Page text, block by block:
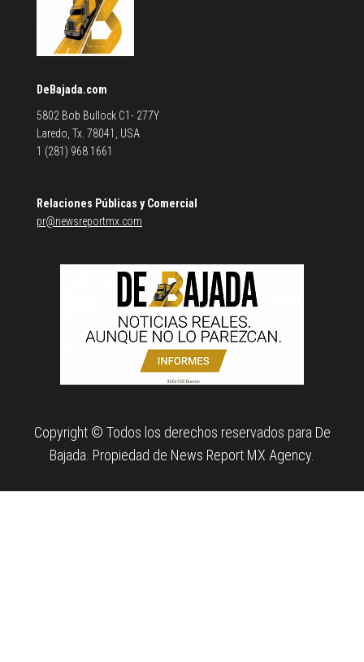
DeBajada.com
5802 Bob Bullock C1- 277Y
Laredo, Tx. 78041, USA
1 (281) 968 1661
Relaciones Públicas y Comercial
pr@newsreportmx.com
Copyright © Todos los derechos reservados para De
Bajada. Propiedad de News Report MX Agency.